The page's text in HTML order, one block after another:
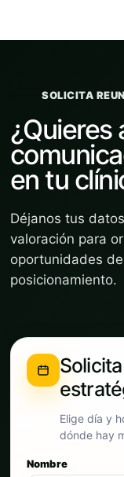
SOLICITA
¿Quieres
en tu
Déjanos tus
valoración para
oportunidades
posicionamiento.
Elige día y
dónde hay
Nombre